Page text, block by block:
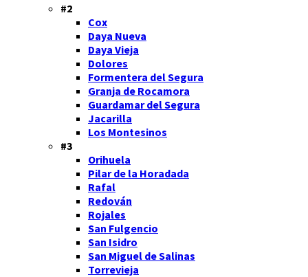
#2
Cox
Daya Nueva
Daya Vieja
Dolores
Formentera del Segura
Granja de Rocamora
Guardamar del Segura
Jacarilla
Los Montesinos
#3
Orihuela
Pilar de la Horadada
Rafal
Redován
Rojales
San Fulgencio
San Isidro
San Miguel de Salinas
Torrevieja